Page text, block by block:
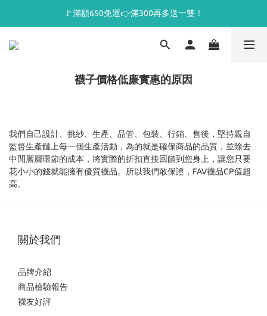
🚩滿額650免運👉滿300再多送一雙！
襪子價格低廉實惠的原因
我們自己設計、挑紗、生產、品管、包裝、行銷、售後，堅持親自
監督生產鏈上每一個生產活動，為的就是確保商品的品質，並除去
中間層層環節的成本，將實際的折扣直接回饋到您身上，讓您只要
花小小的錢就能擁有優質襪品。所以我們敢保證，FAV襪品CP值超
高。
關於我們
品牌介紹
商品檢驗報告
襪友好評